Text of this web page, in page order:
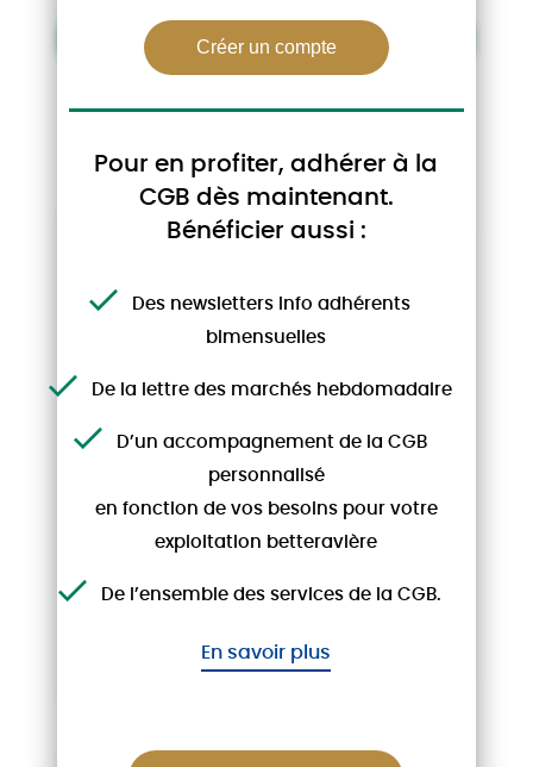
Créer un compte
Pour en profiter, adhérer à la
CGB dès maintenant.
Bénéficier aussi :
Des newsletters Info adhérents
bimensuelles
De la lettre des marchés hebdomadaire
D’un accompagnement de la CGB
personnalisé
en fonction de vos besoins pour votre
exploitation betteravière
De l’ensemble des services de la CGB.
En savoir plus
Télécharger la lettre des marchés de la betterave
AUTRES ACTUALITÉS
La Lettre des Marchés de la
betterave - Semaine 36
ARTICLE RÉSERVÉ AUX ADHÉRENTS